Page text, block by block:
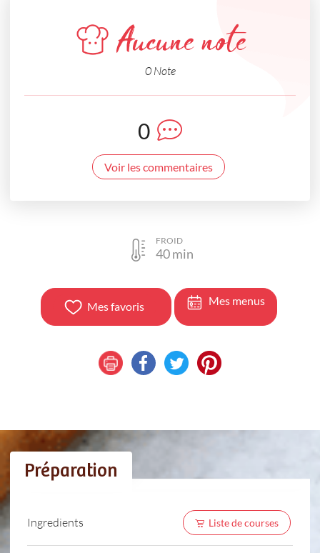
Aucune note
0 Note
0
Voir les commentaires
FROID
40min
Mes favoris Mes menus
Préparation
Ingredients Liste de courses